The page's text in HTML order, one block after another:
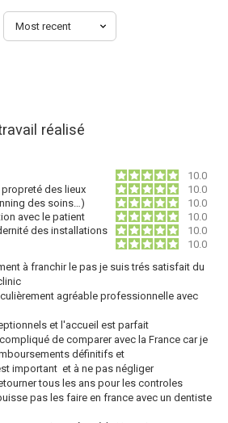
réalisé
10.0
des lieux
10.0
des soins…)
10.0
avec le patient
10.0
des installations
10.0
10.0
à franchir le pas je suis trés satisfait du
agréable professionnelle avec
et l'accueil est parfait
de comparer avec la France car je
définitifs et
important et à ne pas négliger
tous les ans pour les controles
pas les faire en france avec un dentiste